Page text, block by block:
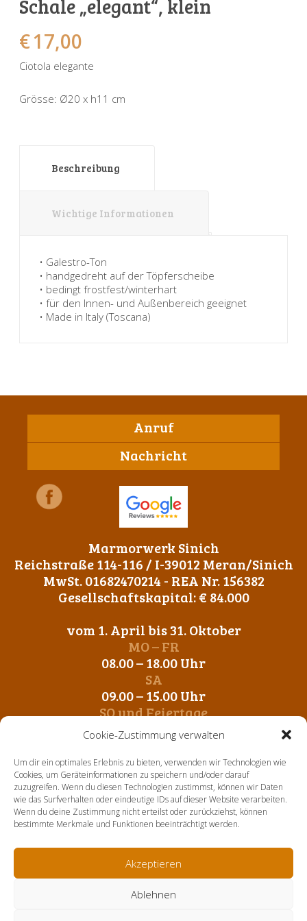
Cookie-Zustimmung verwalten
Um dir ein optimales Erlebnis zu bieten, verwenden wir Technologien wie
Cookies, um Geräteinformationen zu speichern und/oder darauf
zuzugreifen. Wenn du diesen Technologien zustimmst, können wir Daten
wie das Surfverhalten oder eindeutige IDs auf dieser Website verarbeiten.
Wenn du deine Zustimmung nicht erteilst oder zurückziehst, können
bestimmte Merkmale und Funktionen beeinträchtigt werden.
Akzeptieren
Ablehnen
Schale „elegant“, klein
€17,00
Ciotola elegante
Grösse: Ø20 x h11 cm
Beschreibung
Wichtige Informationen
• Galestro-Ton
• handgedreht auf der Töpferscheibe
• bedingt frostfest/winterhart
• für den Innen- und Außenbereich geeignet
• Made in Italy (Toscana)
Anruf
Nachricht
Marmorwerk Sinich
Reichstraße 114-116 / I-39012 Meran/Sinich
MwSt. 01682470214 - REA Nr. 156382
Gesellschaftskapital: € 84.000
vom 1. April bis 31. Oktober
MO – FR
08.00 – 18.00 Uhr
SA
09.00 – 15.00 Uhr
SO und Feiertage
Geschlossen
vom 1. November bis 31. März
MO – FR
09.00 – 12.00 Uhr
14. 00 – 17.00 Uhr
SA-SO und Feiertage
Über uns Aktuelles
Kontakt
Sonnenuhren
Spardosen
Verschiedene
Vögel
Wandtafeln
Verschiedene
Wandschalen
Sockel + Säulen
Tierfiguren
Meeresbewohner
Schildkröten
Schnecken
Schweine + Wildschweine
Vögel
Utensilien
Zwiebel- + Knoblauchtöpfe